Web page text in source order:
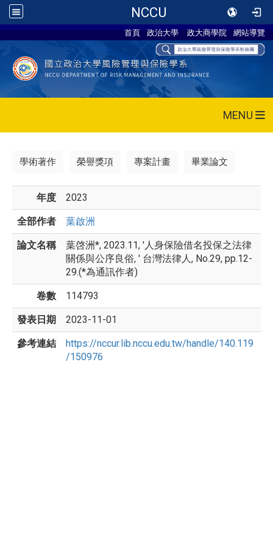
NCCU
首頁 政治大學 政大商學院 網站導覽
MENU
學術著作 榮譽獎項 專案計畫 畢業論文
年度 2023
全部作者 葉啟洲
論文名稱
葉啓洲*, 2023.11, '人身保險借名投保之法律
關係與公序良俗, ' 台灣法律人, No.29, pp.12-
29.(*為通訊作者)
卷數 114793
發表日期 2023-11-01
參考連結
https://nccur.lib.nccu.edu.tw/handle/140.119
/150976